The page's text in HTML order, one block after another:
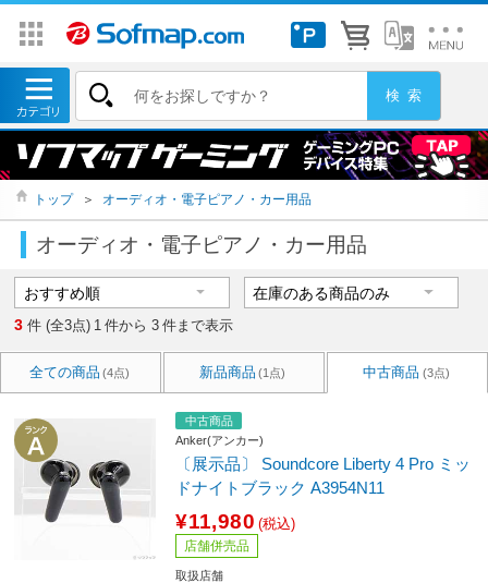
トップ ＞ オーディオ・電子ピアノ・カー用品
オーディオ・電子ピアノ・カー用品
3 件 (全3点) 1 件から 3 件まで表示
全ての商品 (4点) 新品商品 (1点) 中古商品 (3点)
中古商品
Anker(アンカー)
〔展示品〕 Soundcore Liberty 4 Pro ミッ
ドナイトブラック A3954N11
¥11,980 (税込)
店舗併売品
取扱店舗